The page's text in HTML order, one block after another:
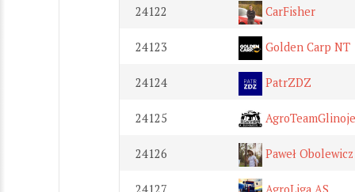
24122 CarFisher
24123 Golden Carp NT
24124 PatrZDZ
24125
24126 Paweł